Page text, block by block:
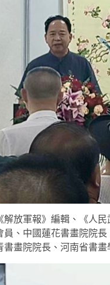
放軍報》編輯、《人
、中國蓮花書畫院院
書畫院院長、河南省書